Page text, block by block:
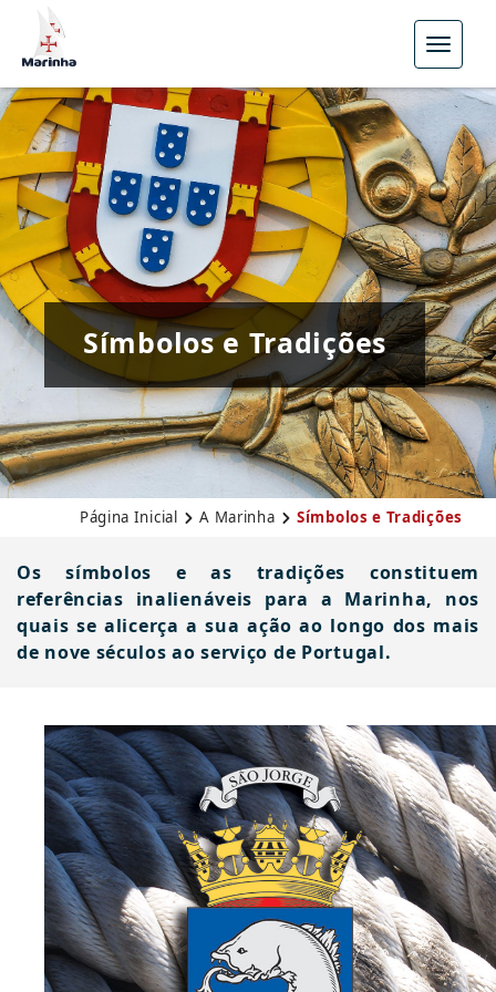
Menu
Símbolos e Tradições
Página Inicial A Marinha Símbolos e Tradições
Os símbolos e as tradições constituem
referências inalienáveis para a Marinha, nos
quais se alicerça a sua ação ao longo dos mais
de nove séculos ao serviço de Portugal.